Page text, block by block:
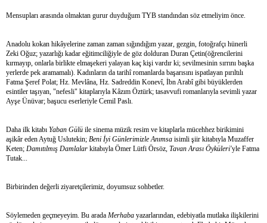
Mensupları arasında olmaktan gurur duyduğum TYB standından söz etmeliyim önce.
Anadolu kokan hikâyelerine zaman zaman sığındığım yazar, gezgin, fotoğrafçı hünerli
Zeki Oğuz; yazarlığı kadar eğitimciliğiyle de göz dolduran Duran Çetin(öğrencilerini
kırmayıp, onlarla birlikte elmaşekeri yalayan kaç kişi vardır ki; sevilmesinin sırrını başka
yerlerde pek aramamalı). Kadınların da tarihî romanlarda başarısını ispatlayan pırıltılı
Fatma Şeref Polat; Hz. Mevlâna, Hz. Sadreddin Konevî, İbn Arabî gibi büyüklerden
esintiler taşıyan, "nefesli" kitaplarıyla Kâzım Öztürk; tasavvufi romanlarıyla sevimli yazar
Ayşe Ünüvar; başucu eserleriyle Cemil Paslı.
Daha ilk kitabı Yaban Gülü ile sinema müzik resim ve kitaplarla mücehhez birikimini
aşikâr eden Aytuğ Uslutekin; Beni İyi Günlerimizle Anımsa isimli şiir kitabıyla Muzaffer
Keten; Damıtılmış Damlalar kitabıyla Ömer Lütfi Örsöz, Tavan Arası Öyküleri'yle Fatma
Tutak...
Birbirinden değerli ziyaretçilerimiz, doyumsuz sohbetler.
Söylemeden geçmeyeyim. Bu arada Merhaba yazarlarından, edebiyatla mutlaka ilişkilerini